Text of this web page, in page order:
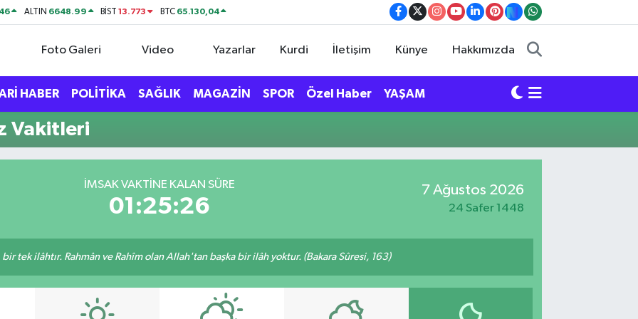
ALTIN 6648.99 BİST13.773 BTC 65.130,04
Foto Galeri Video Yazarlar Kurdi İletişim Künye Hakkımızda
HABER POLİTİKA SAĞLIK MAGAZİN SPOR Özel Haber YAŞAM
Vakitleri
İMSAK VAKTINE KALAN SÜRE
01:25:25
7 Ağustos 2026
24 Safer 1448
bir tek ilâhtır. Rahmân ve Rahîm olan Allah'tan başka bir ilâh yoktur. (Bakara Sûresi, 163)